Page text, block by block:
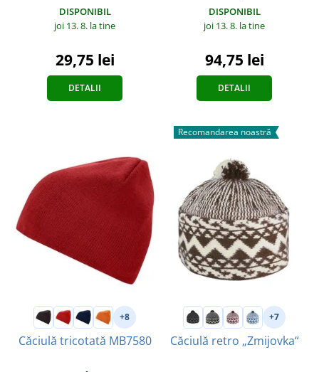
DISPONIBIL
joi 13. 8. la tine
29,75 lei
DETALII
DISPONIBIL
joi 13. 8. la tine
94,75 lei
DETALII
+8
Căciulă tricotată MB7580
Recomandarea noastră
+7
Căciulă retro „Zmijovka“